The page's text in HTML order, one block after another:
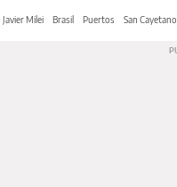
Javier Milei Brasil Puertos San Cayetano